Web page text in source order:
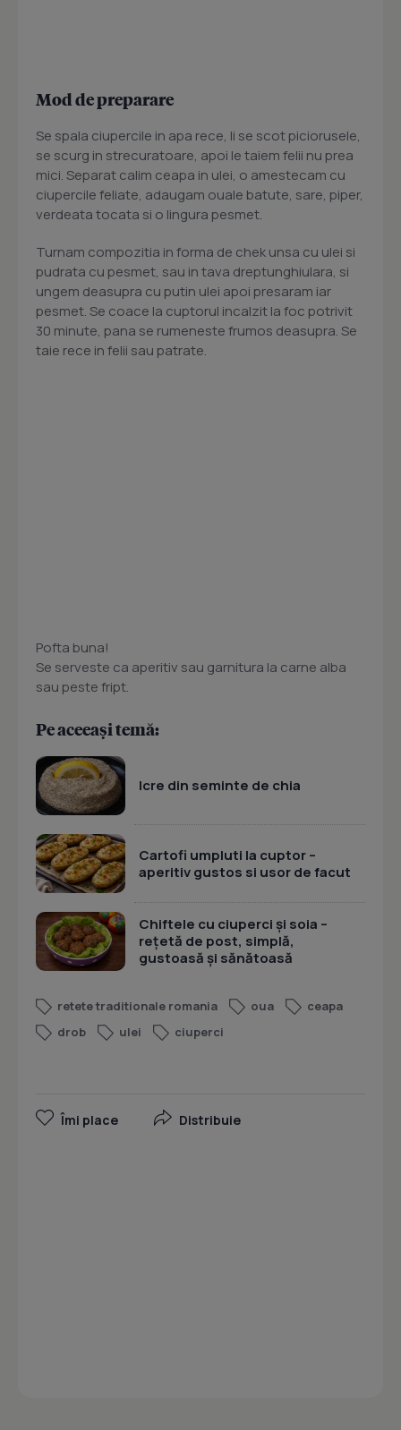
Mod de preparare
Se spala ciupercile in apa rece, li se scot piciorusele,
se scurg in strecuratoare, apoi le taiem felii nu prea
mici. Separat calim ceapa in ulei, o amestecam cu
ciupercile feliate, adaugam ouale batute, sare, piper,
verdeata tocata si o lingura pesmet.
Turnam compozitia in forma de chek unsa cu ulei si
pudrata cu pesmet, sau in tava dreptunghiulara, si
ungem deasupra cu putin ulei apoi presaram iar
pesmet. Se coace la cuptorul incalzit la foc potrivit
30 minute, pana se rumeneste frumos deasupra. Se
taie rece in felii sau patrate.
Pofta buna!
Se serveste ca aperitiv sau garnitura la carne alba
sau peste fript.
Pe aceeași temă:
Icre din seminte de chia
Cartofi umpluti la cuptor –
aperitiv gustos si usor de facut
Chiftele cu ciuperci și soia –
rețetă de post, simplă,
gustoasă și sănătoasă
retete traditionale romania oua
ceapa
drob
ulei ciuperci
Îmi place Distribuie